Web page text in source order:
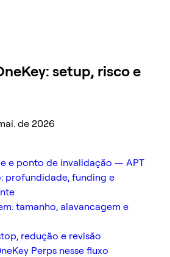
setup, risco e
de 2026
e ponto de invalidação — APT
profundidade, funding e
tamanho, alavancagem e
redução e revisão
Perps nesse fluxo